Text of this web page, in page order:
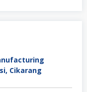
Cikarang